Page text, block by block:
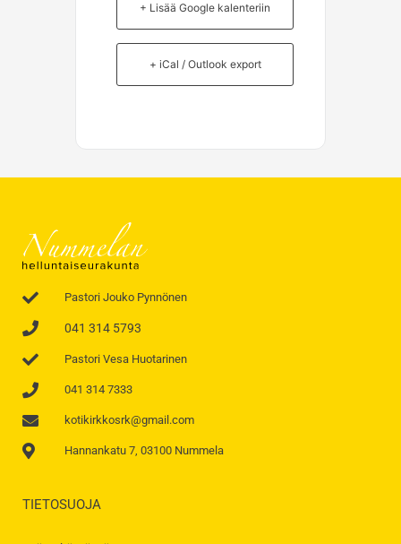
+ Lisää Google kalenteriin
+ iCal / Outlook export
Pastori Jouko Pynnönen
041 314 5793
Pastori Vesa Huotarinen
041 314 7333
kotikirkkosrk@gmail.com
Hannankatu 7, 03100 Nummela
TIETOSUOJA